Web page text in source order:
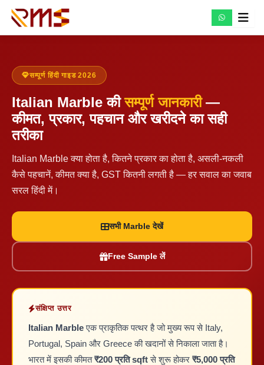
Skip
सम्पूर्ण हिंदी गाइड 2026
Italian Marble कीसम्पूर्ण जानकारी—
कीमत, प्रकार, पहचान और खरीदने का सही
तरीका
Italian Marble क्या होता है, कितने प्रकार का होता है, असली-नकली
कैसे पहचानें, कीमत क्या है, GST कितनी लगती है — हर सवाल का जवाब
सरल हिंदी में।
सभी Marble देखें
Free Sample लें
संक्षिप्त उत्तर
Italian Marbleएक प्राकृतिक पत्थर है जो मुख्य रूप से Italy,
Portugal, Spain और Greece की खदानों से निकाला जाता है।
भारत में इसकी कीमत₹200 प्रति sqftसे शुरू होकर ₹5,000 प्रति